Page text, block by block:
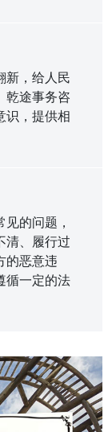
新，给人民
乾途事务咨
识，提供相
的问题，
清、履行过
的恶意违
循一定的法